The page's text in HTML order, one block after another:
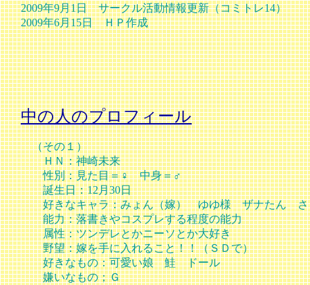
2009年9月1日 サークル活動情報更新（コミトレ14）
2009年6月15日 ＨＰ作成
中の人のプロフィール
（その１）
ＨＮ：神崎未来
性別：見た目＝♀ 中身＝♂
誕生日：12月30日
好きなキャラ：みょん（嫁） ゆゆ様 ザナたん さ
能力：落書きやコスプレする程度の能力
属性：ツンデレとかニーソとか大好き
野望：嫁を手に入れること！！（ＳＤで）
好きなもの：可愛い娘 鮭 ドール
嫌いなもの；Ｇ